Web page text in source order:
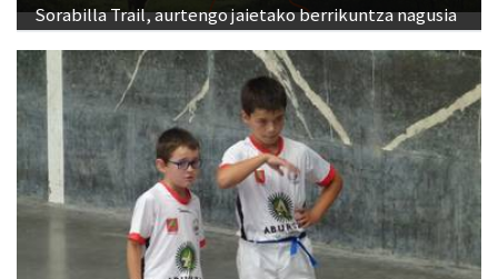
Sorabilla Trail, aurtengo jaietako berrikuntza nagusia